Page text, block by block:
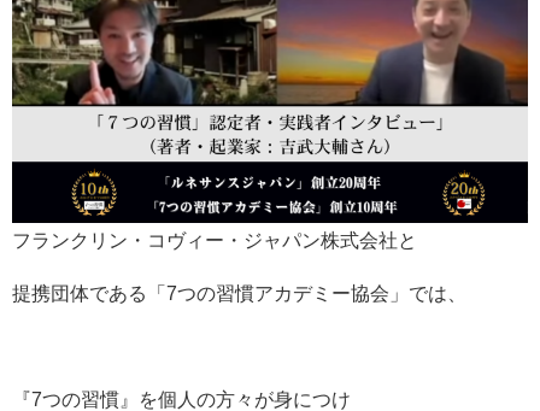
フランクリン・コヴィー・ジャパン株式会社と
提携団体である「7つの習慣アカデミー協会」では、
『7つの習慣』を個人の方々が身につけ